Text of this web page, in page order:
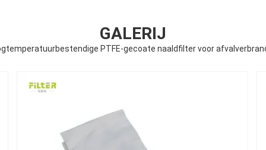
GALERIJ
PTFE-gecoate naaldfilter voor